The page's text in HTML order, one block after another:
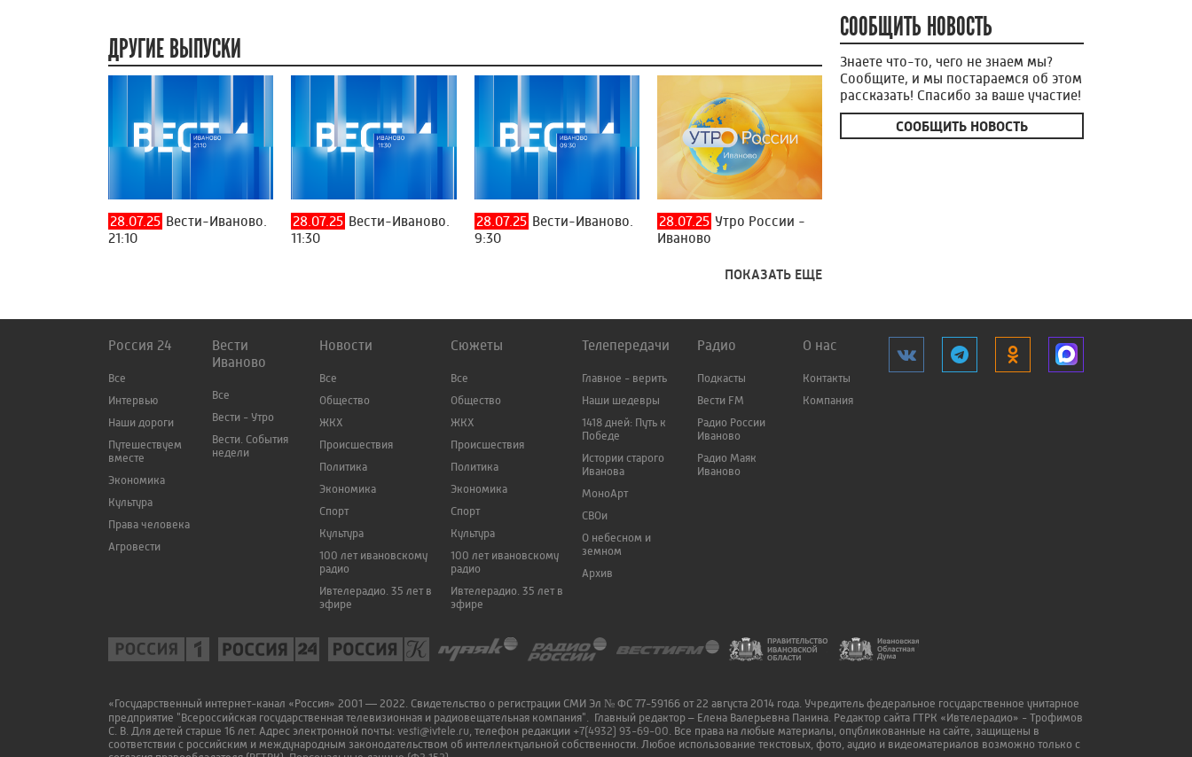
ДРУГИЕ ВЫПУСКИ
28.07.25 Вести-Иваново.
21:10
28.07.25 Вести-Иваново.
11:30
28.07.25 Вести-Иваново.
9:30
28.07.25 Утро России -
Иваново
ПОКАЗАТЬ ЕЩЕ
СООБЩИТЬ НОВОСТЬ
Знаете что-то, чего не знаем мы?
Сообщите, и мы постараемся об этом
рассказать! Спасибо за ваше участие!
СООБЩИТЬ НОВОСТЬ
Россия 24
Все
Интервью
Наши дороги
Путешествуем
вместе
Экономика
Культура
Права человека
Агровести
Вести
Иваново
Все
Вести - Утро
Вести. События
недели
Новости
Все
Общество
ЖКХ
Происшествия
Политика
Экономика
Спорт
Культура
100 лет ивановскому
радио
Ивтелерадио. 35 лет в
эфире
Сюжеты
Все
Общество
ЖКХ
Происшествия
Политика
Экономика
Спорт
Культура
100 лет ивановскому
радио
Ивтелерадио. 35 лет в
эфире
Телепередачи
Главное - верить
Наши шедевры
1418 дней: Путь к
Победе
Истории старого
Иванова
МоноАрт
СВОи
О небесном и
земном
Архив
Радио
Подкасты
Вести FM
Радио России
Иваново
Радио Маяк
Иваново
О нас
Контакты
Компания
«Государственный интернет-канал «Россия» 2001 — 2022. Свидетельство о регистрации СМИ Эл № ФС 77-59166 от 22 августа 2014 года. Учредитель федеральное государственное унитарное
предприятие "Всероссийская государственная телевизионная и радиовещательная компания". Главный редактор – Елена Валерьевна Панина. Редактор сайта ГТРК «Ивтелерадио» - Трофимов
С. В. Для детей старше 16 лет. Адрес электронной почты: vesti@ivtele.ru , телефон редакции +7(4932) 93-69-00 . Все права на любые материалы, опубликованные на сайте, защищены в
соответствии с российским и международным законодательством об интеллектуальной собственности. Любое использование текстовых, фото, аудио и видеоматериалов возможно только с